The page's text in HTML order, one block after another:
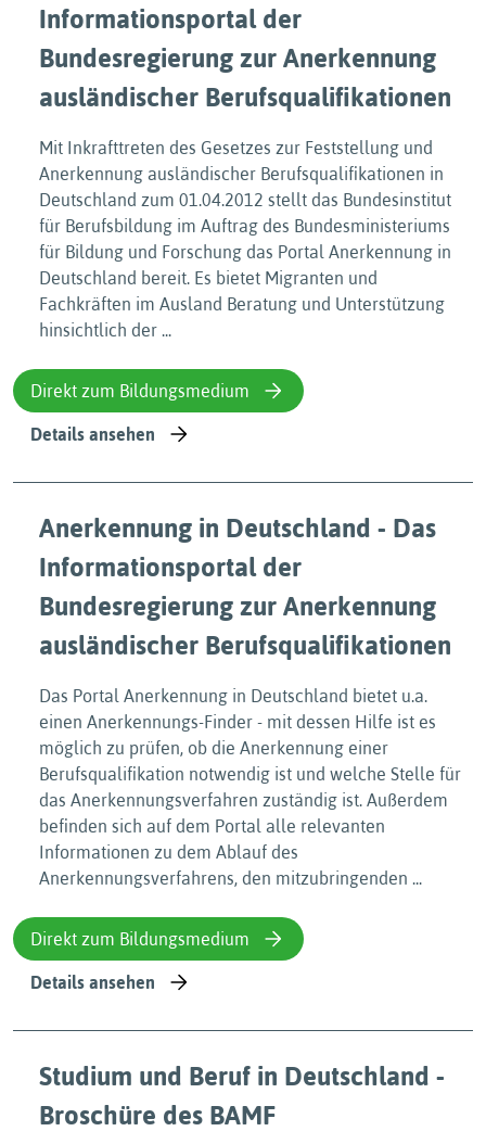
Informationsportal der
Bundesregierung zur Anerkennung
ausländischer Berufsqualifikationen
Mit Inkrafttreten des Gesetzes zur Feststellung und
Anerkennung ausländischer Berufsqualifikationen in
Deutschland zum 01.04.2012 stellt das Bundesinstitut
für Berufsbildung im Auftrag des Bundesministeriums
für Bildung und Forschung das Portal Anerkennung in
Deutschland bereit. Es bietet Migranten und
Fachkräften im Ausland Beratung und Unterstützung
hinsichtlich der ...
Direkt zum Bildungsmedium
Details ansehen
Anerkennung in Deutschland - Das
Informationsportal der
Bundesregierung zur Anerkennung
ausländischer Berufsqualifikationen
Das Portal Anerkennung in Deutschland bietet u.a.
einen Anerkennungs-Finder - mit dessen Hilfe ist es
möglich zu prüfen, ob die Anerkennung einer
Berufsqualifikation notwendig ist und welche Stelle für
das Anerkennungsverfahren zuständig ist. Außerdem
befinden sich auf dem Portal alle relevanten
Informationen zu dem Ablauf des
Anerkennungsverfahrens, den mitzubringenden ...
Direkt zum Bildungsmedium
Details ansehen
Studium und Beruf in Deutschland -
Broschüre des BAMF